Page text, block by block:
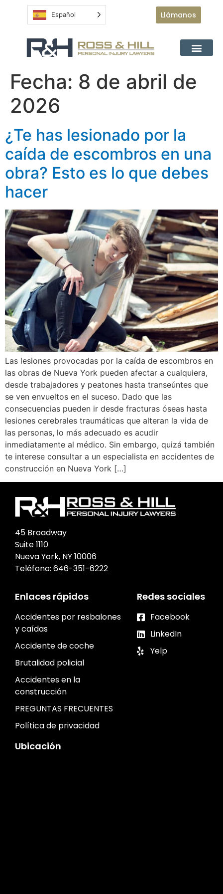
Español Llámanos
Fecha: 8 de abril de
2026
¿Te has lesionado por la
caída de escombros en una
obra? Esto es lo que debes
hacer
Las lesiones provocadas por la caída de escombros en
las obras de Nueva York pueden afectar a cualquiera,
desde trabajadores y peatones hasta transeúntes que
se ven envueltos en el suceso. Dado que las
consecuencias pueden ir desde fracturas óseas hasta
lesiones cerebrales traumáticas que alteran la vida de
las personas, lo más adecuado es acudir
inmediatamente al médico. Sin embargo, quizá también
te interese consultar a un especialista en accidentes de
construcción en Nueva York […]
45 Broadway
Suite 1110
Nueva York, NY 10006
Teléfono: 646-351-6222
Enlaces rápidos
Accidentes por resbalones
y caídas
Accidente de coche
Brutalidad policial
Accidentes en la
construcción
PREGUNTAS FRECUENTES
Política de privacidad
Redes sociales
Facebook
LinkedIn
Yelp
Ubicación